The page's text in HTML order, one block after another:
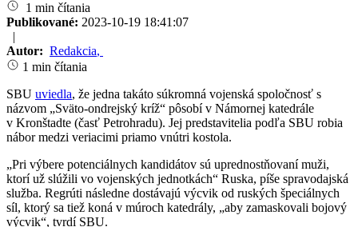
1 min čítania
Publikované: 2023-10-19 18:41:07
|
Autor: Redakcia,
1 min čítania
SBU uviedla, že jedna takáto súkromná vojenská spoločnosť s
názvom „Sväto-ondrejský kríž“ pôsobí v Námornej katedrále
v Kronštadte (časť Petrohradu). Jej predstavitelia podľa SBU robia
nábor medzi veriacimi priamo vnútri kostola.
„Pri výbere potenciálnych kandidátov sú uprednostňovaní muži,
ktorí už slúžili vo vojenských jednotkách“ Ruska, píše spravodajská
služba. Regrúti následne dostávajú výcvik od ruských špeciálnych
síl, ktorý sa tiež koná v múroch katedrály, „aby zamaskovali bojový
výcvik“, tvrdí SBU.